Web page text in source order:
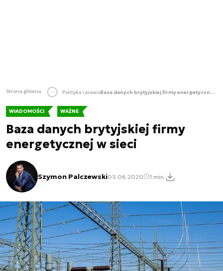
Strona główna Polityka i prawo Baza danych brytyjskiej firmy energetycznej w sieci
WIADOMOŚCI WAŻNE
Baza danych brytyjskiej firmy
energetycznej w sieci
Szymon Palczewski03.06.2020 1 min.